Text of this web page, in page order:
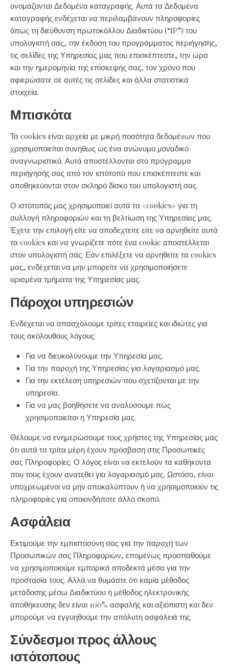
ονομάζονται Δεδομένα καταγραφής. Αυτά τα Δεδομένα
καταγραφής ενδέχεται να περιλαμβάνουν πληροφορίες
όπως τη διεύθυνση πρωτοκόλλου Διαδικτύου (“IP”) του
υπολογιστή σας, την έκδοση του προγράμματος περιήγησης,
τις σελίδες της Υπηρεσίας μας που επισκέπτεστε, την ώρα
και την ημερομηνία της επίσκεψής σας, τον χρόνο που
αφιερώσατε σε αυτές τις σελίδες και άλλα στατιστικά
στοιχεία.
Μπισκότα
Τα cookies είναι αρχεία με μικρή ποσότητα δεδομένων που
χρησιμοποιείται συνήθως ως ένα ανώνυμο μοναδικό
αναγνωριστικό. Αυτά αποστέλλονται στο πρόγραμμα
περιήγησής σας από τον ιστότοπο που επισκέπτεστε και
αποθηκεύονται στον σκληρό δίσκο του υπολογιστή σας.
Ο ιστότοπός μας χρησιμοποιεί αυτά τα «cookies» για τη
συλλογή πληροφοριών και τη βελτίωση της Υπηρεσίας μας.
Έχετε την επιλογή είτε να αποδεχτείτε είτε να αρνηθείτε αυτά
τα cookies και να γνωρίζετε πότε ένα cookie αποστέλλεται
στον υπολογιστή σας. Εάν επιλέξετε να αρνηθείτε τα cookies
μας, ενδέχεται να μην μπορείτε να χρησιμοποιήσετε
ορισμένα τμήματα της Υπηρεσίας μας.
Πάροχοι υπηρεσιών
Ενδέχεται να απασχολούμε τρίτες εταιρείες και ιδιώτες για
τους ακόλουθους λόγους:
Για να διευκολύνουμε την Υπηρεσία μας.
Για την παροχή της Υπηρεσίας για λογαριασμό μας.
Για την εκτέλεση υπηρεσιών που σχετίζονται με την
υπηρεσία.
Για να μας βοηθήσετε να αναλύσουμε πώς
χρησιμοποιείται η Υπηρεσία μας.
Θέλουμε να ενημερώσουμε τους χρήστες της Υπηρεσίας μας
ότι αυτά τα τρίτα μέρη έχουν πρόσβαση στις Προσωπικές
σας Πληροφορίες. Ο λόγος είναι να εκτελούν τα καθήκοντα
που τους έχουν ανατεθεί για λογαριασμό μας. Ωστόσο, είναι
υποχρεωμένοι να μην αποκαλύπτουν ή να χρησιμοποιούν τις
πληροφορίες για οποιονδήποτε άλλο σκοπό.
Ασφάλεια
Εκτιμούμε την εμπιστοσύνη σας για την παροχή των
Προσωπικών σας Πληροφοριών, επομένως προσπαθούμε
να χρησιμοποιούμε εμπορικά αποδεκτά μέσα για την
προστασία τους. Αλλά να θυμάστε ότι καμία μέθοδος
μετάδοσης μέσω Διαδικτύου ή μέθοδος ηλεκτρονικής
αποθήκευσης δεν είναι 100% ασφαλής και αξιόπιστη και δεν
μπορούμε να εγγυηθούμε την απόλυτη ασφάλειά της.
Σύνδεσμοι προς άλλους
ιστότοπους